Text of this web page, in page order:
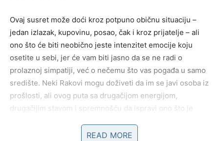
Ovaj susret može doći kroz potpuno običnu situaciju –
jedan izlazak, kupovinu, posao, čak i kroz prijatelje – ali
ono što će biti neobično jeste intenzitet emocije koju
osetite u sebi, jer će vam biti jasno da se ne radi o
prolaznoj simpatiji, već o nečemu što vas pogađa u samo
središte. Neki Rakovi mogu doživeti da im se javi osoba iz
prošlosti, ali ovog puta sa drugačijom energijom,
drugačijim stavom i spremnošću da ispravi ono što je
potpuno novu osobu koja donosi mir, sigurnost i toplinu,
READ MORE